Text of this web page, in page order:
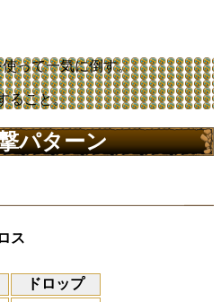
って一気に倒す。
ること。
パターン
ス
ドロップ